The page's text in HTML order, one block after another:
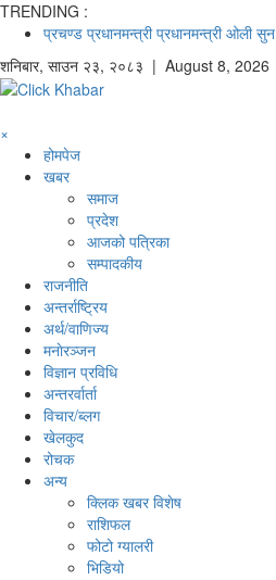
TRENDING :
प्रचण्ड प्रधानमन्त्री प्रधानमन्त्री ओली सुन
शनिबार, साउन २३, २०८३ | August 8, 2026
×
होमपेज
खबर
समाज
प्रदेश
आजको पत्रिका
सम्पादकीय
राजनीति
अन्तर्राष्ट्रिय
अर्थ/वाणिज्य
मनाेरञ्जन
विज्ञान प्रविधि
अन्तरर्वार्ता
विचार/ब्लग
खेलकुद
रोचक
अन्य
क्लिक खबर विशेष
राशिफल
फोटो ग्यालरी
भिडियो